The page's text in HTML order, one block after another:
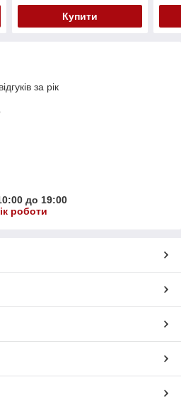
Купити
за рік
до 19:00
роботи